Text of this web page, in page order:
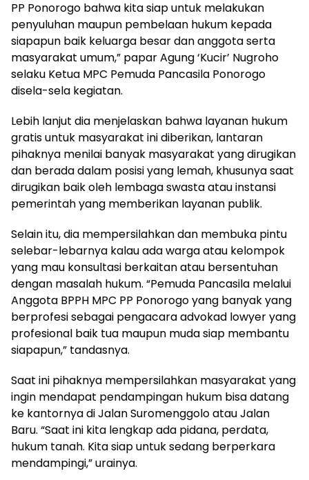
PP Ponorogo bahwa kita siap untuk melakukan
penyuluhan maupun pembelaan hukum kepada
siapapun baik keluarga besar dan anggota serta
masyarakat umum,” papar Agung ‘Kucir’ Nugroho
selaku Ketua MPC Pemuda Pancasila Ponorogo
disela-sela kegiatan.
Lebih lanjut dia menjelaskan bahwa layanan hukum
gratis untuk masyarakat ini diberikan, lantaran
pihaknya menilai banyak masyarakat yang dirugikan
dan berada dalam posisi yang lemah, khusunya saat
dirugikan baik oleh lembaga swasta atau instansi
pemerintah yang memberikan layanan publik.
Selain itu, dia mempersilahkan dan membuka pintu
selebar-lebarnya kalau ada warga atau kelompok
yang mau konsultasi berkaitan atau bersentuhan
dengan masalah hukum. “Pemuda Pancasila melalui
Anggota BPPH MPC PP Ponorogo yang banyak yang
berprofesi sebagai pengacara advokad lowyer yang
profesional baik tua maupun muda siap membantu
siapapun,” tandasnya.
Saat ini pihaknya mempersilahkan masyarakat yang
ingin mendapat pendampingan hukum bisa datang
ke kantornya di Jalan Suromenggolo atau Jalan
Baru. “Saat ini kita lengkap ada pidana, perdata,
hukum tanah. Kita siap untuk sedang berperkara
mendampingi,” urainya.